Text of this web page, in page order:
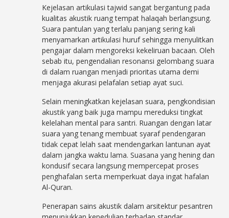
Kejelasan artikulasi tajwid sangat bergantung pada
kualitas akustik ruang tempat halaqah berlangsung.
Suara pantulan yang terlalu panjang sering kali
menyamarkan artikulasi huruf sehingga menyulitkan
pengajar dalam mengoreksi kekeliruan bacaan. Oleh
sebab itu, pengendalian resonansi gelombang suara
di dalam ruangan menjadi prioritas utama demi
menjaga akurasi pelafalan setiap ayat suci.
Selain meningkatkan kejelasan suara, pengkondisian
akustik yang baik juga mampu mereduksi tingkat
kelelahan mental para santri. Ruangan dengan latar
suara yang tenang membuat syaraf pendengaran
tidak cepat lelah saat mendengarkan lantunan ayat
dalam jangka waktu lama. Suasana yang hening dan
kondusif secara langsung mempercepat proses
penghafalan serta memperkuat daya ingat hafalan
Al-Quran.
Penerapan sains akustik dalam arsitektur pesantren